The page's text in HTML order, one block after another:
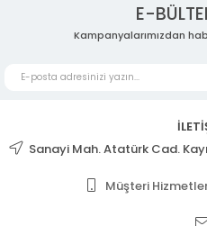
E-
Kampanyalarımızdan
Sanayi Mah. Atatürk Cad.
Müşteri